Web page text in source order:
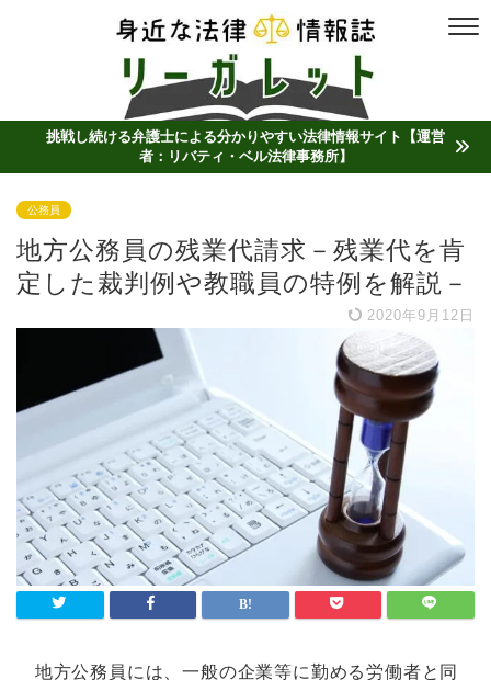
挑戦し続ける弁護士による分かりやすい法律情報サイト【運営
者：リバティ・ベル法律事務所】
公務員
地方公務員の残業代請求－残業代を肯
定した裁判例や教職員の特例を解説－
2020年9月12日
地方公務員には、一般の企業等に勤める労働者と同